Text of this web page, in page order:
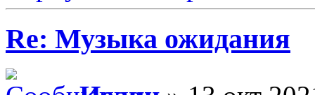
Re: Музыка ожидания